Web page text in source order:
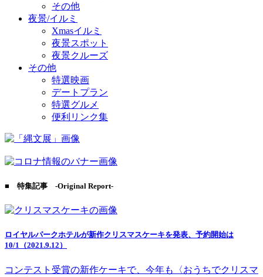
その他
夜景/イルミ
Xmasイルミ
夜景スポット
夜景クルーズ
その他
特選映画
デートプラン
特選グルメ
便利リンク集
■ 特集記事 -Original Report-
ロイヤルパークホテルが新作クリスマスケーキを発表、予約開始は
10/1（2021.9.12）
コンテスト受賞の新作ケーキで、今年も〈おうちでクリスマ